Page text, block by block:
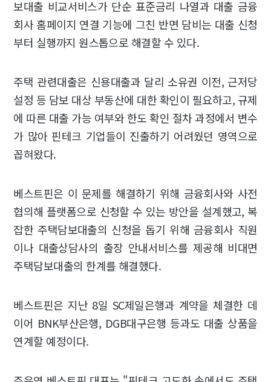
보대출 비교서비스가 단순 표준금리 나열과 대출 금융
회사 홈페이지 연결 기능에 그친 반면 담비는 대출 신청
부터 실행까지 원스톱으로 해결할 수 있다.
주택 관련대출은 신용대출과 달리 소유권 이전, 근저당
설정 등 담보 대상 부동산에 대한 확인이 필요하고, 규제
에 따른 대출 가능 여부와 한도 확인 절차 과정에서 변수
가 많아 핀테크 기업들이 진출하기 어려웠던 영역으로
꼽혀왔다.
베스트핀은 이 문제를 해결하기 위해 금융회사와 사전
협의해 플랫폼으로 신청할 수 있는 방안을 설계했고, 복
잡한 주택담보대출의 신청을 돕기 위해 금융회사 직원
이나 대출상담사의 출장 안내서비스를 제공해 비대면
주택담보대출의 한계를 해결했다.
베스트핀은 지난 8일 SC제일은행과 계약을 체결한 데
이어 BNK부산은행, DGB대구은행 등과도 대출 상품을
연계할 예정이다.